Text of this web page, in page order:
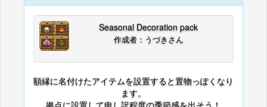
Seasonal Decoration pack
作成者：うづきさん
額縁に名付けたアイテムを設置すると置物っぽくなり
ます。
拠点に設置して申し訳程度の季節感を出そう！